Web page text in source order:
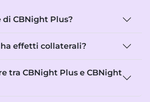
di CBNight Plus?
effetti collaterali?
tra CBNight Plus e CBNight